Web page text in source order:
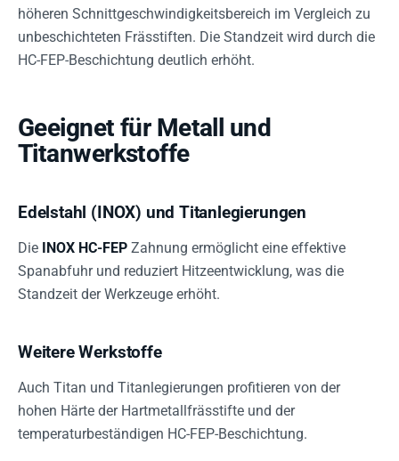
höheren Schnittgeschwindigkeitsbereich im Vergleich zu
unbeschichteten Frässtiften. Die Standzeit wird durch die
HC-FEP-Beschichtung deutlich erhöht.
Geeignet für Metall und
Titanwerkstoffe
Edelstahl (INOX) und Titanlegierungen
Die INOX HC-FEP Zahnung ermöglicht eine effektive
Spanabfuhr und reduziert Hitzeentwicklung, was die
Standzeit der Werkzeuge erhöht.
Weitere Werkstoffe
Auch Titan und Titanlegierungen profitieren von der
hohen Härte der Hartmetallfrässtifte und der
temperaturbeständigen HC-FEP-Beschichtung.